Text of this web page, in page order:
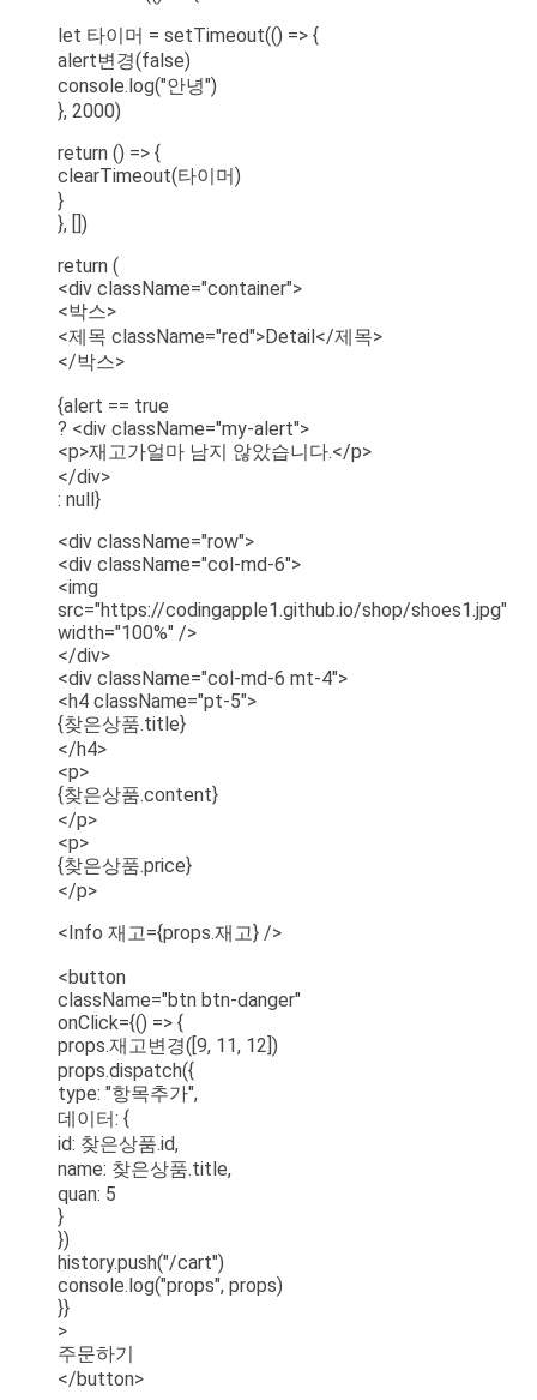
let 타이머 = setTimeout(() => {
alert변경(false)
console.log("안녕")
}, 2000)
return () => {
clearTimeout(타이머)
}
}, [])
return (
<div className="container">
<박스>
<제목 className="red">Detail</제목>
</박스>
{alert == true
? <div className="my-alert">
<p>재고가얼마 남지 않았습니다.</p>
</div>
: null}
<div className="row">
<div className="col-md-6">
<img
src="https://codingapple1.github.io/shop/shoes1.jpg"
width="100%" />
</div>
<div className="col-md-6 mt-4">
<h4 className="pt-5">
{찾은상품.title}
</h4>
<p>
{찾은상품.content}
</p>
<p>
{찾은상품.price}
</p>
<Info 재고={props.재고} />
<button
className="btn btn-danger"
onClick={() => {
props.재고변경([9, 11, 12])
props.dispatch({
type: "항목추가",
데이터: {
id: 찾은상품.id,
name: 찾은상품.title,
quan: 5
}
})
history.push("/cart")
console.log("props", props)
}}
>
주문하기
</button>